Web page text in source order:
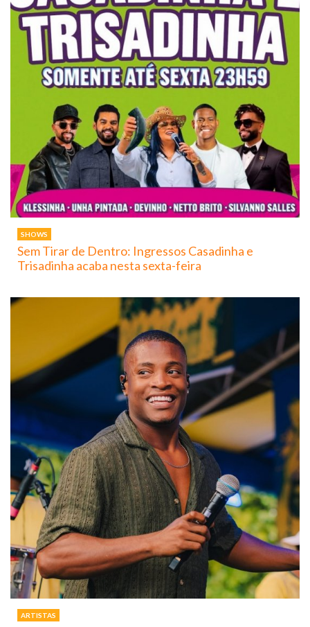
SHOWS
Sem Tirar de Dentro: Ingressos Casadinha e
Trisadinha acaba nesta sexta-feira
ARTISTAS